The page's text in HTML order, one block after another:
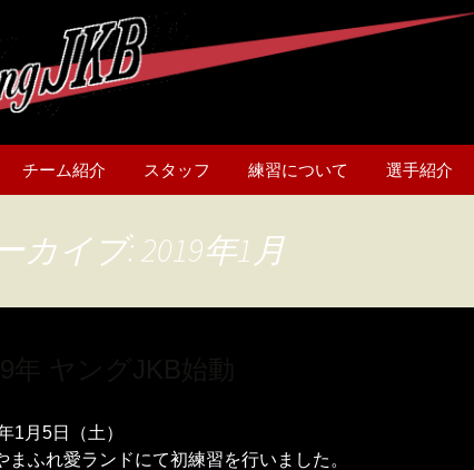
チーム紹介 スタッフ 練習について 選手紹介
カイブ: 2019年1月
1月5日（土）
まふれ愛ランドにて初練習を行いました。